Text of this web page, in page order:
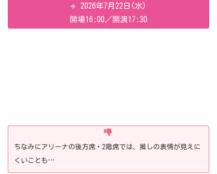
2026年7月22日(水)
開場16:00／開演17:30
ちなみにアリーナの後方席・2階席では、推しの表情が見えに
くいことも…